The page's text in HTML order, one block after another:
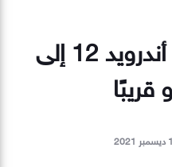
جوجل تجلب ميزات أندرويد 12 إلى